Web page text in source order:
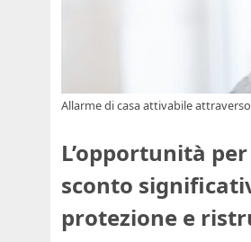
Allarme di casa attivabile
L’opportunità
sconto
protezione e